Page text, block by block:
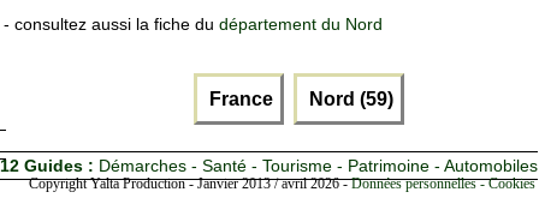
- consultez aussi la fiche du département du Nord
France Nord (59)
12 Guides : Démarches - Santé - Tourisme - Patrimoine - Automobiles
Copyright Yalta Production - Janvier 2013 / avril 2026 -Données personnelles -